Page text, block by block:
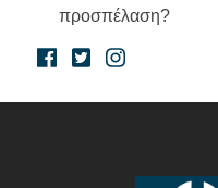
προσπέλαση?